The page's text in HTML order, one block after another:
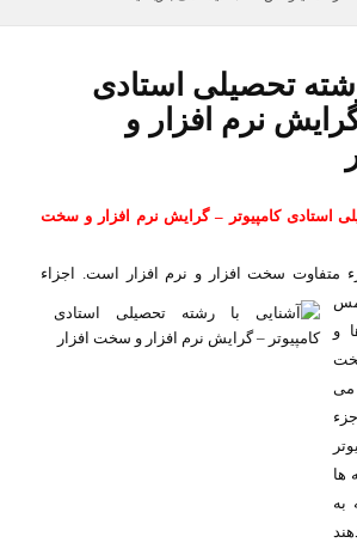
تحصیلی استادی
نرم افزار و
استادی کامپیوتر – گرایش نرم افزار و سخت
متفاوت سخت افزار و نرم افزار است. اجزاء
و
ها
به